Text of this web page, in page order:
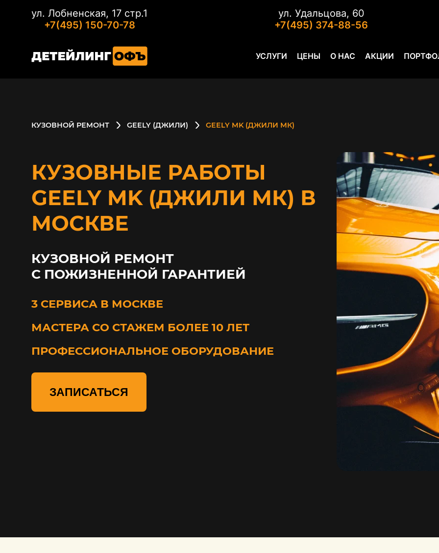
ул. Лобненская, 17 стр.1
+7(495) 150-70-78
ул. Удальцова, 60
+7(495) 374-88-56
УСЛУГИ ЦЕНЫ О НАС АКЦИИ
КУЗОВНОЙ РЕМОНТ GEELY (ДЖИЛИ) GEELY MK (ДЖИЛИ МК)
КУЗОВНЫЕ РАБОТЫ
GEELY MK (ДЖИЛИ МК) В
МОСКВЕ
КУЗОВНОЙ РЕМОНТ
С ПОЖИЗНЕННОЙ ГАРАНТИЕЙ
3 СЕРВИСА В МОСКВЕ
МАСТЕРА СО СТАЖЕМ БОЛЕЕ 10 ЛЕТ
ПРОФЕССИОНАЛЬНОЕ ОБОРУДОВАНИЕ
ЗАПИСАТЬСЯ